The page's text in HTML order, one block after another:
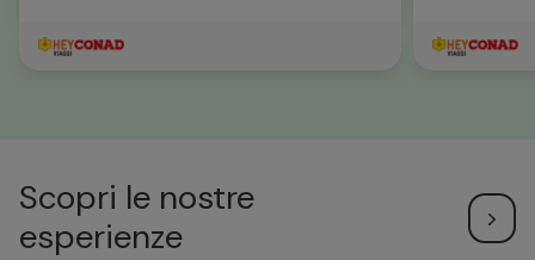
Scopri le nostre
esperienze